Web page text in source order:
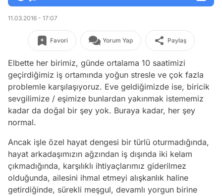
11.03.2016 - 17:07
Favori Yorum Yap Paylaş
Elbette her birimiz, günde ortalama 10 saatimizi
geçirdiğimiz iş ortamında yoğun stresle ve çok fazla
problemle karşılaşıyoruz. Eve geldiğimizde ise, biricik
sevgilimize / eşimize bunlardan yakınmak istememiz
kadar da doğal bir şey yok. Buraya kadar, her şey
normal.
Ancak işle özel hayat dengesi bir türlü oturmadığında,
hayat arkadaşımızın ağzından iş dışında iki kelam
çıkmadığında, karşılıklı ihtiyaçlarımız giderilmez
olduğunda, ailesini ihmal etmeyi alışkanlık haline
getirdiğinde, sürekli meşgul, devamlı yorgun birine